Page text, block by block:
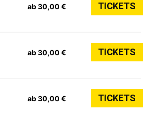
ab 30,00 € TICKETS
ab 30,00 € TICKETS
ab 30,00 € TICKETS